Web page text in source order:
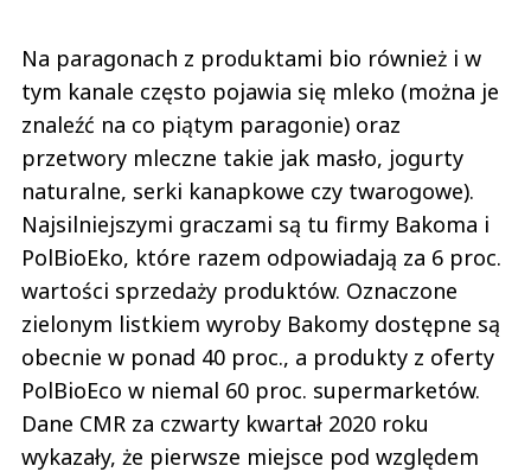
Na paragonach z produktami bio również i w
tym kanale często pojawia się mleko (można je
znaleźć na co piątym paragonie) oraz
przetwory mleczne takie jak masło, jogurty
naturalne, serki kanapkowe czy twarogowe).
Najsilniejszymi graczami są tu firmy Bakoma i
PolBioEko, które razem odpowiadają za 6 proc.
wartości sprzedaży produktów. Oznaczone
zielonym listkiem wyroby Bakomy dostępne są
obecnie w ponad 40 proc., a produkty z oferty
PolBioEco w niemal 60 proc. supermarketów.
Dane CMR za czwarty kwartał 2020 roku
wykazały, że pierwsze miejsce pod względem